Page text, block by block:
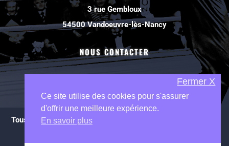
3 rue Gembloux
54500 Vandoeuvre-lès-Nancy
NOUS CONTACTER
Tous droits réservés à Savate Boxe française Vandoeuvre
Ce site utilise des cookies pour s'assurer
d'offrir une meilleure expérience.
En savoir plus
Fermer X